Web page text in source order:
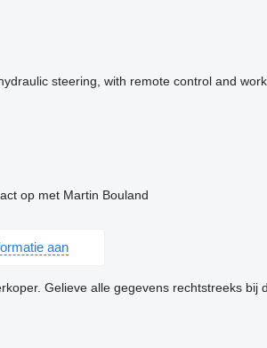
steering, with remote control and
op met Martin Bouland
aan
Gelieve alle gegevens rechtstreeks bij